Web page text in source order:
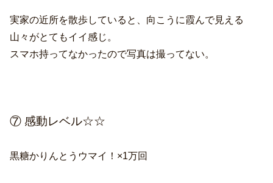
実家の近所を散歩していると、向こうに霞んで見える
山々がとてもイイ感じ。
スマホ持ってなかったので写真は撮ってない。
⑦ 感動レベル☆☆
黒糖かりんとうウマイ！×1万回